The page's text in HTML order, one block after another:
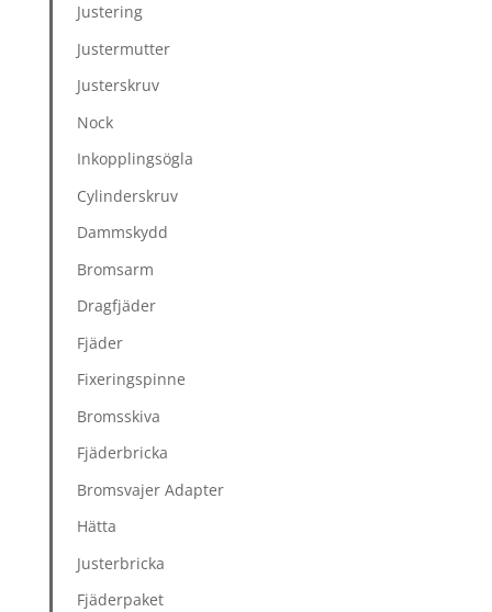
Justering
Justermutter
Justerskruv
Nock
Inkopplingsögla
Cylinderskruv
Dammskydd
Bromsarm
Dragfjäder
Fjäder
Fixeringspinne
Bromsskiva
Fjäderbricka
Bromsvajer Adapter
Hätta
Justerbricka
Fjäderpaket